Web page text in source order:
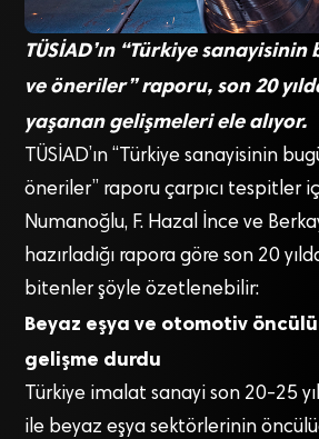
TÜSİAD’ın “Türkiye
ve öneriler” raporu, son 20
yaşanan gelişmeleri ele alıyor.
TÜSİAD’ın “Türkiye sanayisinin
öneriler” raporu çarpıcı tespitler
Numanoğlu, F. Hazal İnce ve
hazırladığı rapora göre son 20
bitenler şöyle özetlenebilir:
Beyaz eşya ve otomotiv
gelişme durdu
Türkiye imalat sanayi son 20-25
ile beyaz eşya sektörlerinin